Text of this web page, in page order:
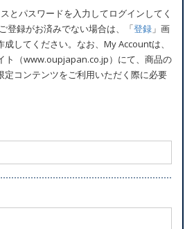
とパスワードを入力してログインしてく
登録がお済みでない場合は、「登録 」画
してください。なお、My Accountは、
ト（www.oupjapan.co.jp）にて、商品の
定コンテンツをご利用いただく際に必要